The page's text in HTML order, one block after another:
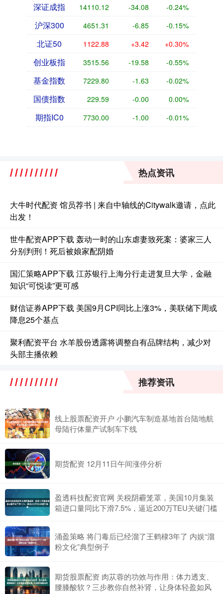
深证成指 14110.12 -34.08 -0.24%
沪深300 4651.31 -6.85 -0.15%
北证50 1122.88 +3.42 +0.30%
创业板指 3515.56 -19.58 -0.55%
基金指数 7229.80 -1.63 -0.02%
国债指数 229.59 -0.00 0.00%
期指IC0 7730.00 -1.00 -0.01%
热点资讯
大牛时代配资 馆员荐书 | 来自中轴线的Citywalk邀请，点此
出发！
世牛配资APP下载 轰动一时的山东虐妻致死案：婆家三人
分别判刑！死后被娘家配阴婚
国汇策略APP下载 江苏银行上海分行走进复旦大学，金融
知识“可悦读”更可感
财信证券APP下载 美国9月CPI同比上涨3%，美联储下周或
降息25个基点
聚利配资平台 水羊股份透露将调整自有品牌结构，减少对
头部主播依赖
推荐资讯
线上股票配资开户 小鹏汽车制造基地首台陆地航
母陆行体量产试制车下线
期货配资 12月11日午间涨停分析
盈透科技配资官网 关税阴霾笼罩，美国10月集装
箱进口量同比下滑7.5%，逼近200万TEU关键门槛
涌盈策略 将门毒后已经溜了王鹤棣3年了 内娱“溜
粉文化”典型例子
期货股票配资 肉苁蓉的功效与作用：体力透支、
腰膝酸软？三步教你自然补肾，让身体轻盈如风